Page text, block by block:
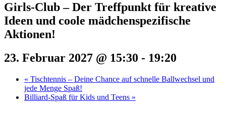
Girls-Club – Der Treffpunkt für kreative
Ideen und coole mädchenspezifische
Aktionen!
23. Februar 2027 @ 15:30 - 19:20
« Tischtennis – Deine Chance auf schnelle Ballwechsel und
jede Menge Spaß!
Billiard-Spaß für Kids und Teens »